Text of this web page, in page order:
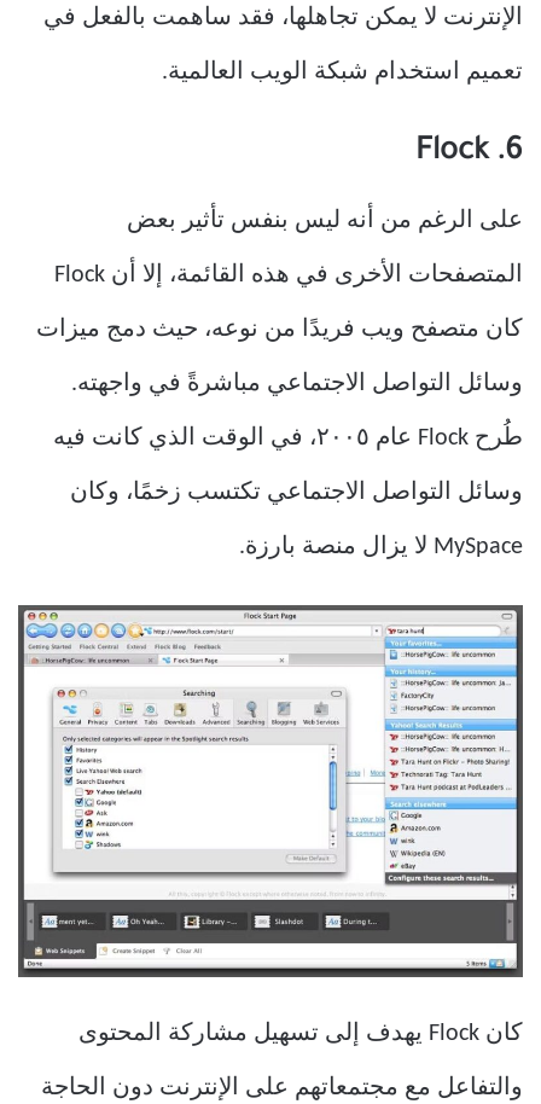
الإنترنت لا يمكن تجاهلها، فقد ساهمت بالفعل في
تعميم استخدام شبكة الويب العالمية.
6. Flock
على الرغم من أنه ليس بنفس تأثير بعض
المتصفحات الأخرى في هذه القائمة، إلا أن Flock
كان متصفح ويب فريدًا من نوعه، حيث دمج ميزات
وسائل التواصل الاجتماعي مباشرةً في واجهته.
طُرح Flock عام ٢٠٠٥، في الوقت الذي كانت فيه
وسائل التواصل الاجتماعي تكتسب زخمًا، وكان
MySpace لا يزال منصة بارزة.
كان Flock يهدف إلى تسهيل مشاركة المحتوى
والتفاعل مع مجتمعاتهم على الإنترنت دون الحاجة